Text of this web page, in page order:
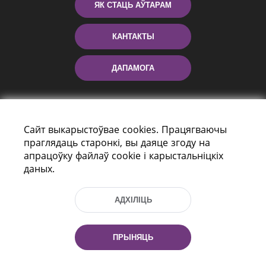
ЯК СТАЦЬ АЎТАРАМ
КАНТАКТЫ
ДАПАМОГА
г. Мiнск, Рэспубліка Беларусь, 220114
Тэл.: (+375 17) 368 37 37, Факс: (+375 17)
Эл. пошта: inbox@nlb.by
Сайт выкарыстоўвае cookies. Працягваючы
праглядаць старонкі, вы даяце згоду на
апрацоўку файлаў cookie і карыстальніцкіх
даных.
АДХІЛІЦЬ
ПРЫНЯЦЬ